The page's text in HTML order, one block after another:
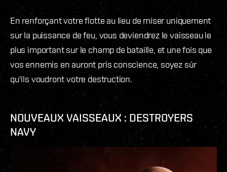
En renforçant votre flotte au lieu de miser uniquement
sur la puissance de feu, vous deviendrez le vaisseau le
plus important sur le champ de bataille, et une fois que
vos ennemis en auront pris conscience, soyez sûr
qu'ils voudront votre destruction.
NOUVEAUX VAISSEAUX : DESTROYERS
NAVY